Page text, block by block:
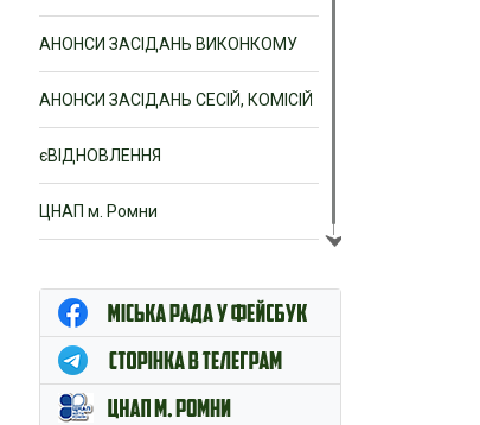
АНОНСИ ЗАСІДАНЬ ВИКОНКОМУ
АНОНСИ ЗАСІДАНЬ СЕСІЙ, КОМІСІЙ
єВІДНОВЛЕННЯ
ЦНАП м. Ромни